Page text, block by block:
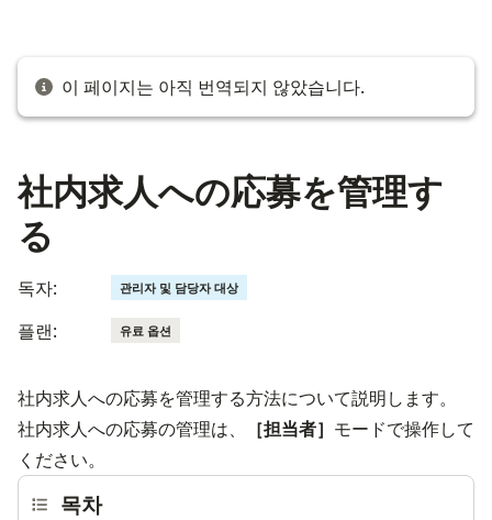
이 페이지는 아직 번역되지 않았습니다.
社内求人への応募を管理す
る
독자: 관리자 및 담당자 대상
플랜: 유료 옵션
社内求人への応募を管理する方法について説明します。
社内求人への応募の管理は、
［担当者］ モードで操作して
ください。
목차